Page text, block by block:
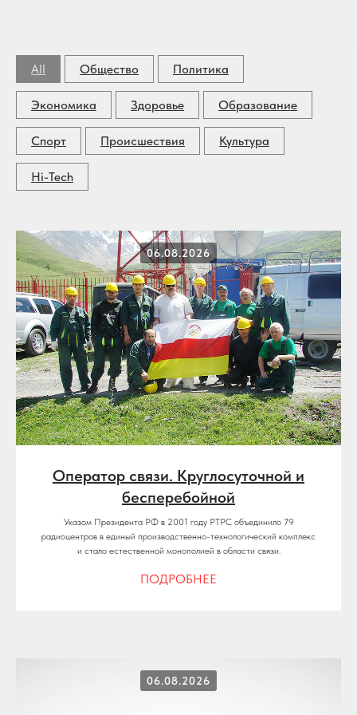
All Общество Политика
Экономика Здоровье Образование
Спорт Происшествия Культура
Hi-Tech
06.08.2026
Оператор связи. Круглосуточной и
бесперебойной
Указом Президента РФ в 2001 году РТРС объединило 79
радиоцентров в единый производственно-технологический комплекс
и стало естественной монополией в области связи.
ПОДРОБНЕЕ
06.08.2026